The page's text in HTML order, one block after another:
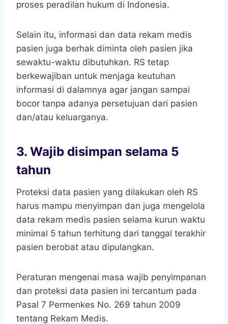
proses peradilan hukum di Indonesia.
Selain itu, informasi dan data rekam medis
pasien juga berhak diminta oleh pasien jika
sewaktu-waktu dibutuhkan. RS tetap
berkewajiban untuk menjaga keutuhan
informasi di dalamnya agar jangan sampai
bocor tanpa adanya persetujuan dari pasien
dan/atau keluarganya.
3. Wajib disimpan selama 5
tahun
Proteksi data pasien yang dilakukan oleh RS
harus mampu menyimpan dan juga mengelola
data rekam medis pasien selama kurun waktu
minimal 5 tahun terhitung dari tanggal terakhir
pasien berobat atau dipulangkan.
Peraturan mengenai masa wajib penyimpanan
dan proteksi data pasien ini tercantum pada
Pasal 7 Permenkes No. 269 tahun 2009
tentang Rekam Medis.